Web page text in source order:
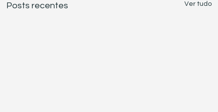
Posts recentes Ver tudo